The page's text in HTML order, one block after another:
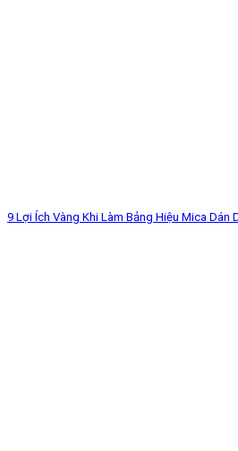
9 Lợi Ích Vàng Khi Làm Bảng Hiệu Mica Dán